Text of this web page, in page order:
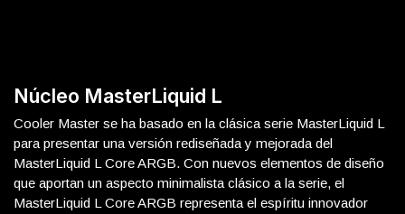
Núcleo MasterLiquid L
Cooler Master se ha basado en la clásica serie MasterLiquid L
para presentar una versión rediseñada y mejorada del
MasterLiquid L Core ARGB. Con nuevos elementos de diseño
que aportan un aspecto minimalista clásico a la serie, el
MasterLiquid L Core ARGB representa el espíritu innovador